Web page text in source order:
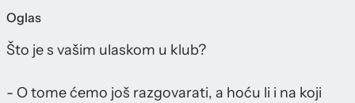
Oglas
Što je s vašim ulaskom u klub?
- O tome ćemo još razgovarati, a hoću li i na koji